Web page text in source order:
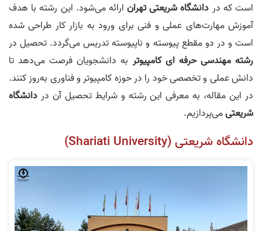
است که در دانشگاه شریعتی تهرانارائه می‌شود. این رشته با هدف
آموزش مهارت‌های عملی و فنی برای ورود به بازار کار طراحی شده
است و در دو مقطع پیوسته و ناپیوسته تدریس می‌گردد. تحصیل در
رشته مهندسی حرفه ای کامپیوتر به دانشجویان فرصت می‌دهد تا
دانش عملی و تخصصی خود را در حوزه کامپیوتر و فناوری به‌روز کنند.
در این مقاله، به معرفی این رشته و شرایط تحصیل آن در دانشگاه
شریعتیمی‌پردازیم.
دانشگاه شریعتی (Shariati University)